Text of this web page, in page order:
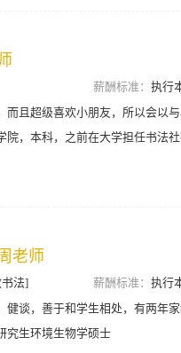
薪酬标准： 执行
而且超级喜欢小朋友，所以会以
院，本科，之前在大学担任书法
老师
法] 薪酬标准： 执行
健谈，善于和学生相处，有两年
究生环境生物学硕士